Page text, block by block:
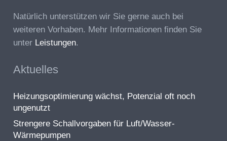
Natürlich unterstützen wir Sie gerne auch bei
weiteren Vorhaben. Mehr Informationen finden Sie
unter Leistungen.
Aktuelles
Heizungsoptimierung wächst, Potenzial oft noch
ungenutzt
Strengere Schallvorgaben für Luft/Wasser-
Wärmepumpen